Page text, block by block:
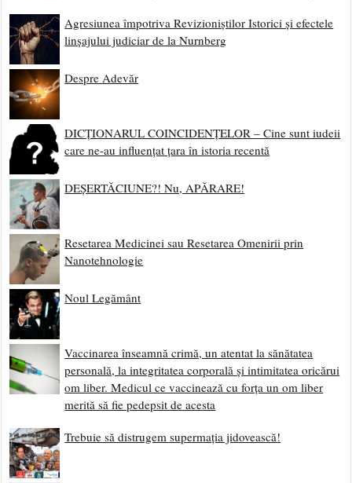
Agresiunea împotriva Revizioniștilor Istorici și efectele
linșajului judiciar de la Nurnberg
Despre Adevăr
DICȚIONARUL COINCIDENȚELOR – Cine sunt iudeii
care ne-au influențat țara în istoria recentă
DEȘERTĂCIUNE?! Nu, APĂRARE!
Resetarea Medicinei sau Resetarea Omenirii prin
Nanotehnologie
Noul Legământ
Vaccinarea înseamnă crimă, un atentat la sănătatea
personală, la integritatea corporală și intimitatea oricărui
om liber. Medicul ce vaccinează cu forța un om liber
merită să fie pedepsit de acesta
Trebuie să distrugem supermația jidovească!